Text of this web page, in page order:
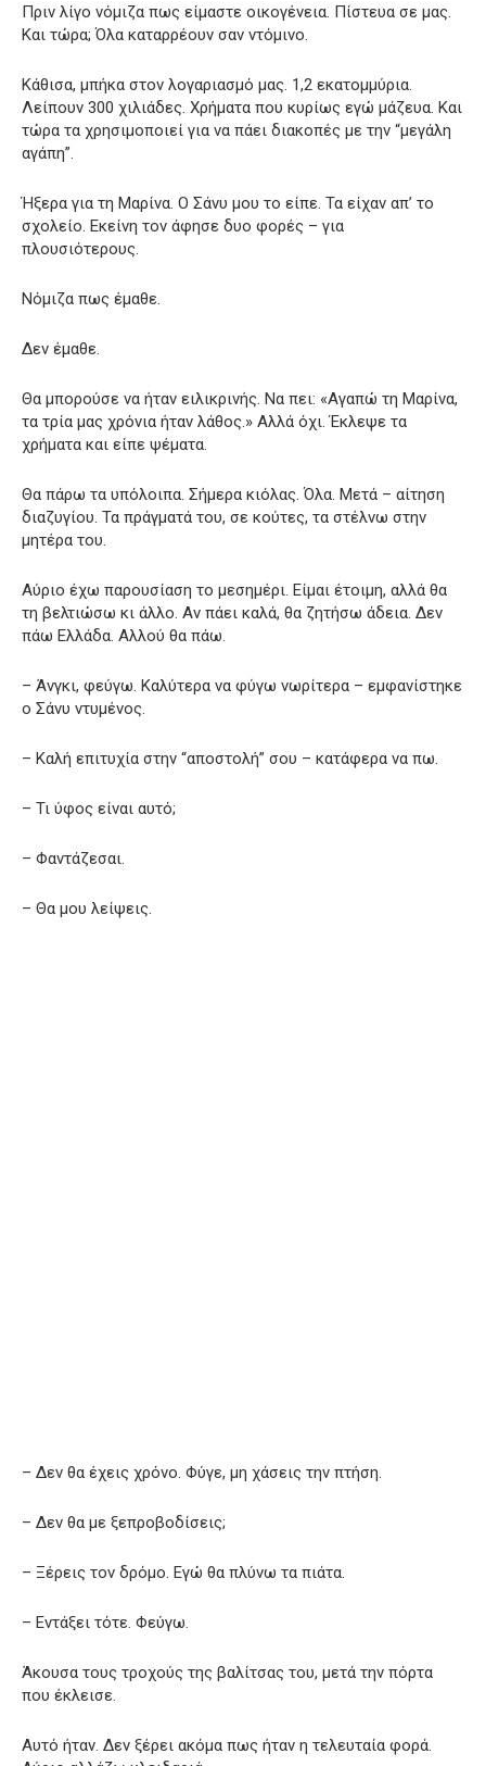
Πριν λίγο νόμιζα πως είμαστε οικογένεια. Πίστευα σε μας.
Και τώρα; Όλα καταρρέουν σαν ντόμινο.
Κάθισα, μπήκα στον λογαριασμό μας. 1,2 εκατομμύρια.
Λείπουν 300 χιλιάδες. Χρήματα που κυρίως εγώ μάζευα. Και
τώρα τα χρησιμοποιεί για να πάει διακοπές με την “μεγάλη
αγάπη”.
Ήξερα για τη Μαρίνα. Ο Σάνυ μου το είπε. Τα είχαν απ’ το
σχολείο. Εκείνη τον άφησε δυο φορές – για
πλουσιότερους.
Νόμιζα πως έμαθε.
Δεν έμαθε.
Θα μπορούσε να ήταν ειλικρινής. Να πει: «Αγαπώ τη Μαρίνα,
τα τρία μας χρόνια ήταν λάθος.» Αλλά όχι. Έκλεψε τα
χρήματα και είπε ψέματα.
Θα πάρω τα υπόλοιπα. Σήμερα κιόλας. Όλα. Μετά – αίτηση
διαζυγίου. Τα πράγματά του, σε κούτες, τα στέλνω στην
μητέρα του.
Αύριο έχω παρουσίαση το μεσημέρι. Είμαι έτοιμη, αλλά θα
τη βελτιώσω κι άλλο. Αν πάει καλά, θα ζητήσω άδεια. Δεν
πάω Ελλάδα. Αλλού θα πάω.
– Άνγκι, φεύγω. Καλύτερα να φύγω νωρίτερα – εμφανίστηκε
ο Σάνυ ντυμένος.
– Καλή επιτυχία στην “αποστολή” σου – κατάφερα να πω.
– Τι ύφος είναι αυτό;
– Φαντάζεσαι.
– Θα μου λείψεις.
– Δεν θα έχεις χρόνο. Φύγε, μη χάσεις την πτήση.
– Δεν θα με ξεπροβοδίσεις;
– Ξέρεις τον δρόμο. Εγώ θα πλύνω τα πιάτα.
– Εντάξει τότε. Φεύγω.
Άκουσα τους τροχούς της βαλίτσας του, μετά την πόρτα
που έκλεισε.
Αυτό ήταν. Δεν ξέρει ακόμα πως ήταν η τελευταία φορά.